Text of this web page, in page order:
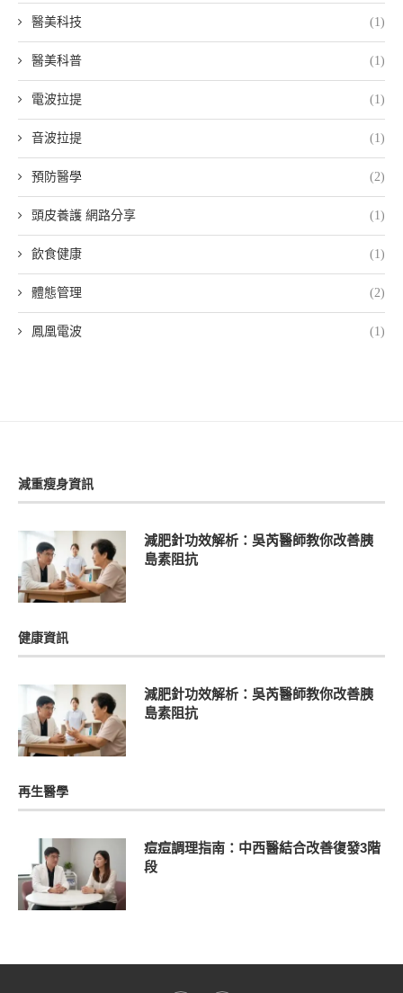
醫美科技 (1)
醫美科普 (1)
電波拉提 (1)
音波拉提 (1)
預防醫學 (2)
頭皮養護 網路分享 (1)
飲食健康 (1)
體態管理 (2)
鳳凰電波 (1)
減重瘦身資訊
減肥針功效解析：吳芮醫師教你改善胰
島素阻抗
健康資訊
減肥針功效解析：吳芮醫師教你改善胰
島素阻抗
再生醫學
痘痘調理指南：中西醫結合改善復發3階
段